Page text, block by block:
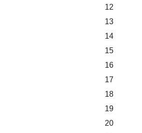
12
13
14
15
16
17
18
19
20